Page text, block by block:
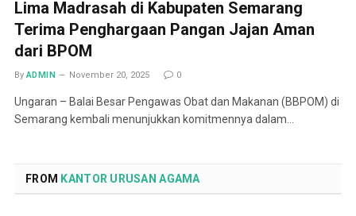
Lima Madrasah di Kabupaten Semarang
Terima Penghargaan Pangan Jajan Aman
dari BPOM
By ADMIN November 20, 2025 0
Ungaran – Balai Besar Pengawas Obat dan Makanan (BBPOM) di
Semarang kembali menunjukkan komitmennya dalam…
FROM KANTOR URUSAN AGAMA